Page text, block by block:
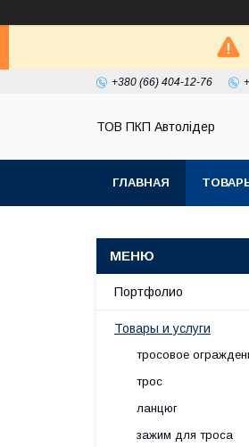
+380 (66) 404-12-76
ТОВ ПКП Автолідер
ГЛАВНАЯ
Портфолио
Товары и услуги
тросовое
трос
ланцюг
зажим для троса